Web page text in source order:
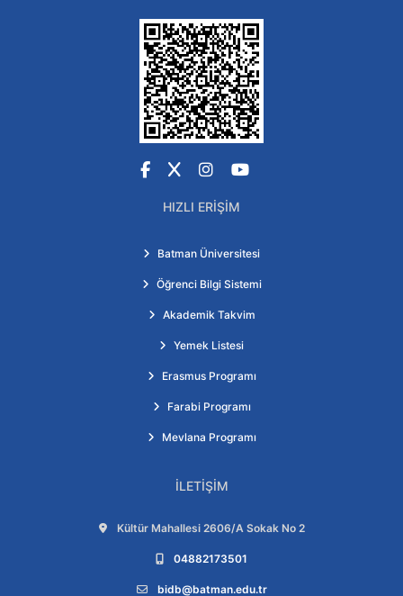
Facebook
X Instagram
YouTube
HIZLI ERIŞIM
Batman Üniversitesi
Öğrenci Bilgi Sistemi
Akademik Takvim
Yemek Listesi
Erasmus Programı
Farabi Programı
Mevlana Programı
İLETIŞIM
Adres:
Kültür Mahallesi 2606/A Sokak No 2
Telefon:
04882173501
E-posta:
bidb@batman.edu.tr